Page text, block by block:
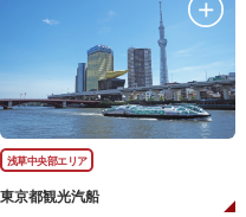
浅草中央部エリア
東京都観光汽船